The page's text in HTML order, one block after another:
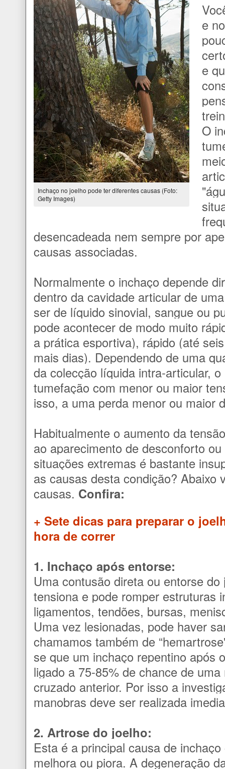
Inchaço no joelho pode ter diferentes causas (Foto:
Getty Images)
e
e
O
desencadeada nem sempre por
causas associadas.
Normalmente o inchaço depende
dentro da cavidade articular de
ser de líquido sinovial, sangue ou
pode acontecer de modo muito
a prática esportiva), rápido (até
mais dias). Dependendo de uma
da colecção líquida intra-articular,
tumefação com menor ou maior
isso, a uma perda menor ou maior
Habitualmente o aumento da
ao aparecimento de desconforto
situações extremas é bastante
as causas desta condição? Abaixo
causas. Confira:
+ Sete dicas para preparar o
hora de correr
1. Inchaço após entorse:
Uma contusão direta ou entorse
tensiona e pode romper estruturas
ligamentos, tendões, bursas,
Uma vez lesionadas, pode haver
chamamos também de
se que um inchaço repentino após
ligado a 75-85% de chance de
cruzado anterior. Por isso a
manobras deve ser realizada
2. Artrose do joelho:
Esta é a principal causa de
melhora ou piora. A degeneração